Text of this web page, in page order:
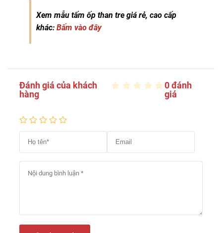
Xem mẫu tấm ốp than tre giá rẻ, cao cấp
khác: Bấm vào đây
Đánh giá của khách
hàng
0 đánh
giá